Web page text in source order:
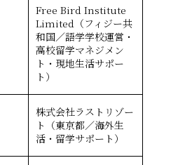
Free Bird Institute
Limited（フィジー共
和国／語学学校運営・
高校留学マネジメン
ト・現地生活サポー
ト）
株式会社ラストリゾー
ト（東京都／海外生
活・留学サポート）